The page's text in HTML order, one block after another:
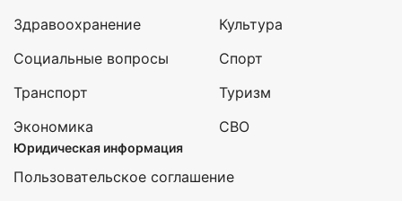
Здравоохранение
Социальные вопросы
Транспорт
Экономика
Культура
Спорт
Туризм
СВО
Юридическая информация
Пользовательское соглашение